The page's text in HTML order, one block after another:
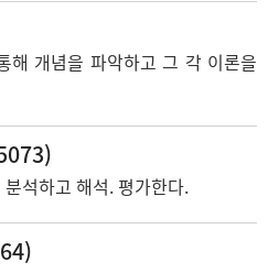
해 개념을 파악하고 그 각 이론을
석하고 해석. 평가한다.